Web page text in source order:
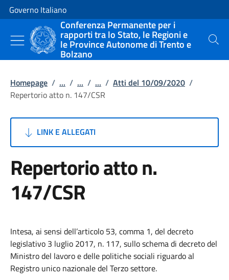
Vai al contenuto
Vai alla navigazione del sito
Governo Italiano
Conferenza Permanente per i
rapporti tra lo Stato, le Regioni e
le Province Autonome di Trento e
Bolzano
Cerca
Homepage / ... / ... / ... / Atti del 10/09/2020 /
Repertorio atto n. 147/CSR
LINK E ALLEGATI
Repertorio atto n.
147/CSR
Intesa, ai sensi dell’articolo 53, comma 1, del decreto
legislativo 3 luglio 2017, n. 117, sullo schema di decreto del
Ministro del lavoro e delle politiche sociali riguardo al
Registro unico nazionale del Terzo settore.